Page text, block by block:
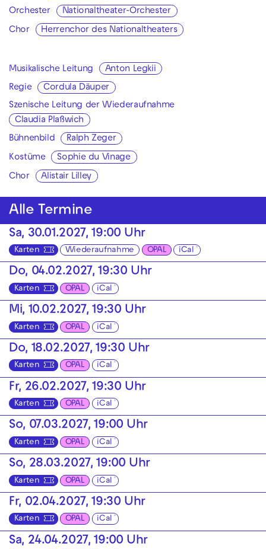
Orchester Nationaltheater-Orchester
Chor Herrenchor des Nationaltheaters
Musikalische Leitung Anton Legkii
Regie Cordula Däuper
Szenische Leitung der Wiederaufnahme
Claudia Plaßwich
Bühnenbild Ralph Zeger
Kostüme Sophie du Vinage
Chor Alistair Lilley
Alle Termine
Sa, 30.01.2027, 19:00 Uhr
Karten Wiederaufnahme OPAL iCal
Do, 04.02.2027, 19:30 Uhr
Karten OPAL iCal
Mi, 10.02.2027, 19:30 Uhr
Karten OPAL iCal
Do, 18.02.2027, 19:30 Uhr
Karten OPAL iCal
Fr, 26.02.2027, 19:30 Uhr
Karten OPAL iCal
So, 07.03.2027, 19:00 Uhr
Karten OPAL iCal
So, 28.03.2027, 19:00 Uhr
Karten OPAL iCal
Fr, 02.04.2027, 19:30 Uhr
Karten OPAL iCal
Sa, 24.04.2027, 19:00 Uhr